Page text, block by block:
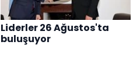
Liderler 26 Ağustos'ta
buluşuyor